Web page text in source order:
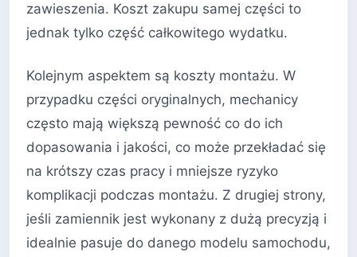
zawieszenia. Koszt zakupu samej części to
jednak tylko część całkowitego wydatku.
Kolejnym aspektem są koszty montażu. W
przypadku części oryginalnych, mechanicy
często mają większą pewność co do ich
dopasowania i jakości, co może przekładać się
na krótszy czas pracy i mniejsze ryzyko
komplikacji podczas montażu. Z drugiej strony,
jeśli zamiennik jest wykonany z dużą precyzją i
idealnie pasuje do danego modelu samochodu,